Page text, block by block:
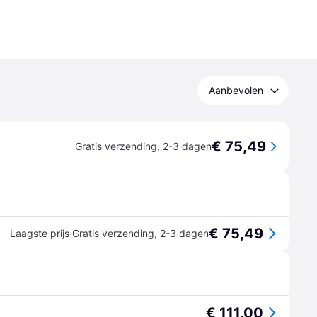
Aanbevolen
Gratis verzending, 2-3 dagen€ 75,49
Laagste prijs·Gratis verzending, 2-3 dagen€ 75,49
€ 111,00